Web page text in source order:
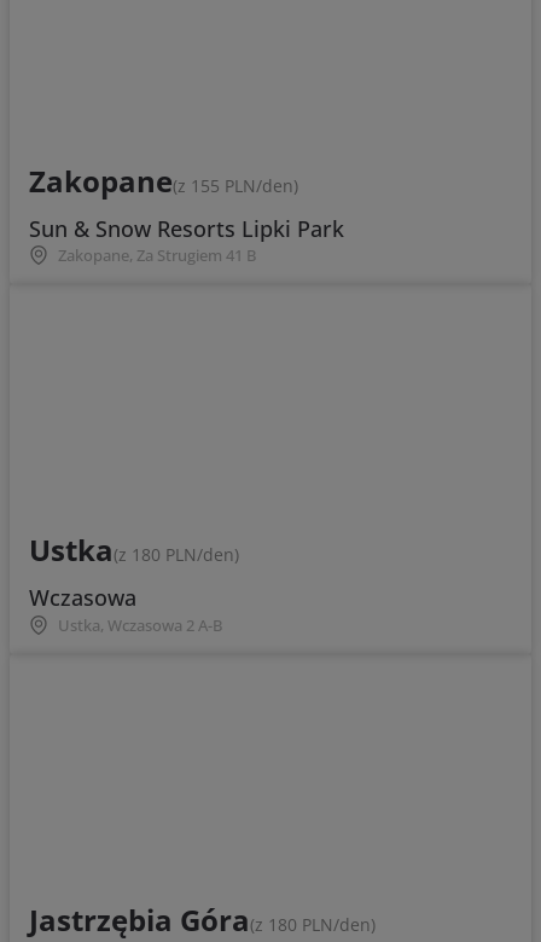
Zakopane(z 155 PLN/den)
Sun & Snow Resorts Lipki Park
Zakopane, Za Strugiem 41 B
Ustka(z 180 PLN/den)
Wczasowa
Ustka, Wczasowa 2 A-B
Jastrzębia Góra(z 180 PLN/den)